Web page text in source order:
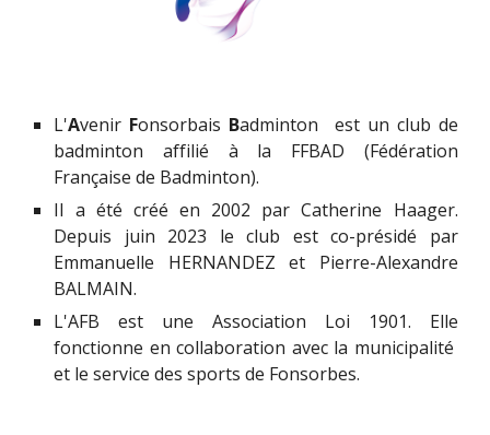
L'Avenir Fonsorbais Badminton est un club de
badminton affilié à la FFBAD (Fédération
Française de Badminton).
Il a été créé en 2002 par Catherine Haager.
Depuis juin 2023 le club est co-présidé par
Emmanuelle HERNANDEZ et Pierre-Alexandre
BALMAIN.
L'AFB est une Association Loi 1901. Elle
fonctionne en collaboration avec la municipalité
et le service des sports de Fonsorbes.